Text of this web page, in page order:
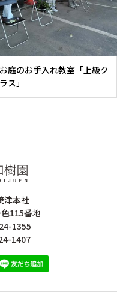
お庭のお手入れ教室「上級ク
ラス」
本社
115番地
1355
1407